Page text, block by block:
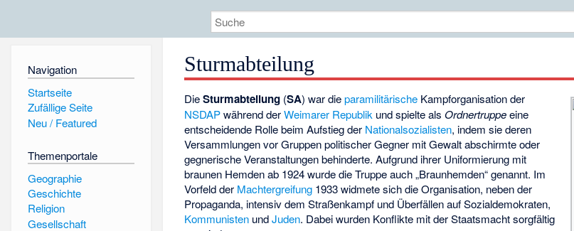
Navigation
Startseite
Zufällige Seite
Neu / Featured
Themenportale
Geographie
Geschichte
Religion
Gesellschaft
Sturmabteilung
DieSturmabteilung (SA) war dieparamilitärische Kampforganisation der
NSDAPwährend derWeimarer Republik und spielte alsOrdnertruppeeine
entscheidende Rolle beim Aufstieg der Nationalsozialisten, indem sie deren
Versammlungen vor Gruppen politischer Gegner mit Gewalt abschirmte oder
gegnerische Veranstaltungen behinderte. Aufgrund ihrer Uniformierung mit
braunen Hemden ab 1924 wurde die Truppe auch „Braunhemden“ genannt. Im
Vorfeld der Machtergreifung 1933 widmete sich die Organisation, neben der
Propaganda, intensiv dem Straßenkampf und Überfällen auf Sozialdemokraten,
Kommunisten undJuden. Dabei wurden Konflikte mit der Staatsmacht sorgfältig